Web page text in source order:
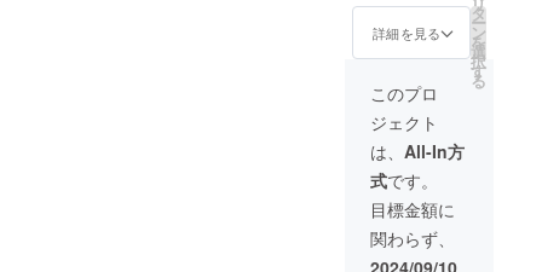
配信の
内容決
来れば1
枠 12時
※配信内
容につ
いて備
考欄に
記入お
願いし
ます、
記入忘
キーホ
ルダー
は、片
面印刷
（50m
m×75m
m）と
なりま
す ※詳
細は
トップ
に掲載
、厚み
約
0.76m
mです ※
準備出
来次第
順次郵
送とな
ります
※詳細は
トップ
に掲載
してい
る動画
あった
場合掲
載出来
ない可
能性が
ありま
す ❏お
礼カー
ド＋購
入/コー
ス順に
手書き
でNo.を
記載し
ジェク
トの進
捗報告
❏お披
露目
Live配
信でク
レジッ
ト表記
＆名前
読み上
げの実
施 ※掲
載期間
詳細を見る
タ
ー
ン
を
選
択
す
る
このプロ
ジェクト
は、 All-In方
式です。
目標金額に
関わらず、